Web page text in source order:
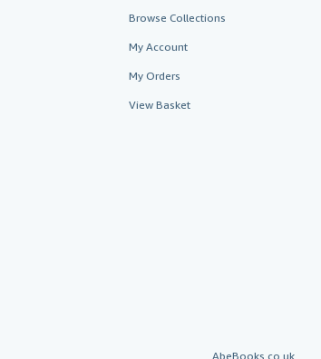
Browse Collections
My Account
My Orders
View Basket
AbeBooks.co.uk